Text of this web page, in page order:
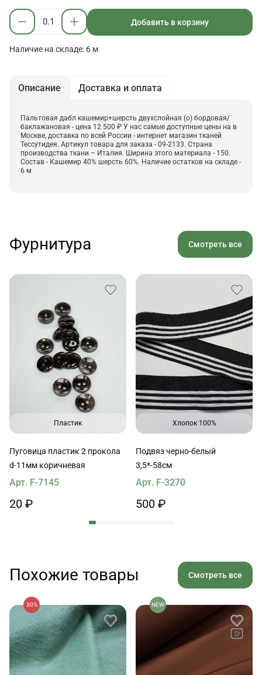
Добавить в корзину
Наличие на складе: 6 м
Описание Доставка и оплата
Пальтовая дабл кашемир+шерсть двухслойная (о) бордовая/
баклажановая - цена 12 500 ₽ У нас самые доступные цены на в
Москве, доставка по всей России - интернет магазин тканей
Тессутидея. Артикул товара для заказа - 09-2133. Страна
производства ткани – Италия. Ширина этого материала - 150.
Состав - Кашемир 40% шерсть 60%. Наличие остатков на складе -
6 м
Фурнитура Смотреть все
Пластик
Пуговица пластик 2 прокола
d-11мм коричневая
Арт. F-7145
20 ₽
Хлопок 100%
Подвяз черно-белый
3,5*-58см
Арт. F-3270
500 ₽
Похожие товары Смотреть все
30% NEW